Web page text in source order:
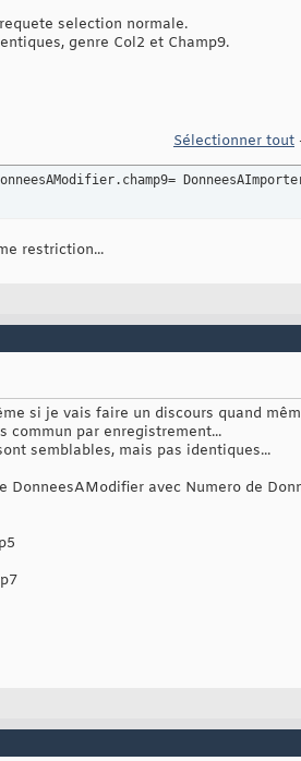
selection normale.
genre Col2 et Champ9.
Sélectionner tout
restriction...
si je vais faire un discours quand
commun par enregistrement...
semblables, mais pas identiques...
avec Numero de